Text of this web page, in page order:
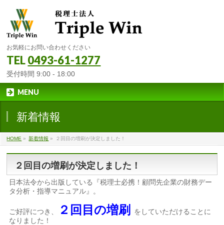
お気軽にお問い合わせください
TEL0493-61-1277
受付時間 9:00 - 18:00
MENU
新着情報
HOME » 新着情報 » ２回目の増刷が決定しました！
２回目の増刷が決定しました！
日本法令から出版している『税理士必携！顧問先企業の財務デー
タ分析・指導マニュアル』。
ご好評につき、 ２回目の増刷
をしていただけることに
なりました！